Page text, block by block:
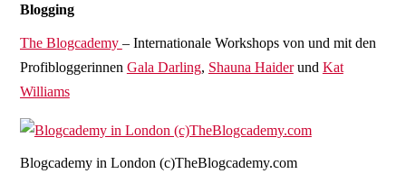
Blogging
The Blogcademy – Internationale Workshops von und mit den
Profibloggerinnen Gala Darling, Shauna Haiderund Kat
Williams
Blogcademy in London (c)TheBlogcademy.com